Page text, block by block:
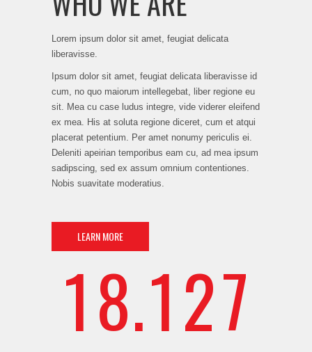
Lorem ipsum dolor sit amet, feugiat delicata
liberavisse.
Ipsum dolor sit amet, feugiat delicata liberavisse id
cum, no quo maiorum intellegebat, liber regione eu
sit. Mea cu case ludus integre, vide viderer eleifend
ex mea. His at soluta regione diceret, cum et atqui
placerat petentium. Per amet nonumy periculis ei.
Deleniti apeirian temporibus eam cu, ad mea ipsum
sadipscing, sed ex assum omnium contentiones.
Nobis suavitate moderatius.
LEARN MORE
0
1
5
6
7
8.
0
1
0
2
4
5
7